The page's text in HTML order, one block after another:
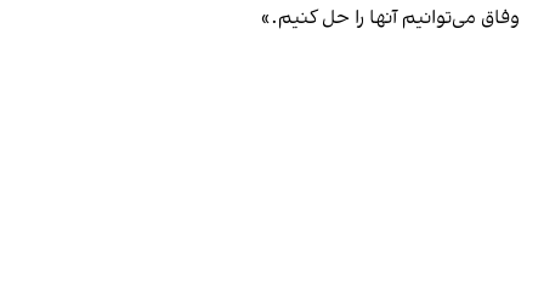
وفاق می‌توانیم آنها را حل کنیم.»